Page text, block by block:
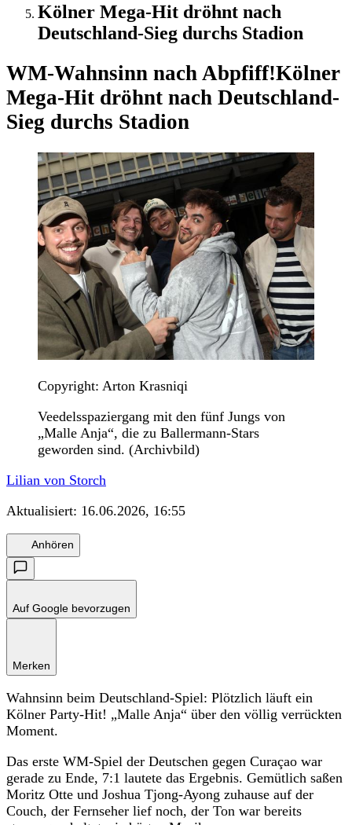
Kölner Mega-Hit dröhnt nach
Deutschland-Sieg durchs Stadion
WM-Wahnsinn nach Abpfiff!Kölner
Mega-Hit dröhnt nach Deutschland-
Sieg durchs Stadion
Copyright: Arton Krasniqi
Veedelsspaziergang mit den fünf Jungs von
„Malle Anja“, die zu Ballermann-Stars
geworden sind. (Archivbild)
Lilian von Storch
Aktualisiert: 16.06.2026, 16:55
Anhören
Auf Google bevorzugen
Merken
Wahnsinn beim Deutschland-Spiel: Plötzlich läuft ein
Kölner Party-Hit! „Malle Anja“ über den völlig verrückten
Moment.
Das erste WM-Spiel der Deutschen gegen Curaçao war
gerade zu Ende, 7:1 lautete das Ergebnis. Gemütlich saßen
Moritz Otte und Joshua Tjong-Ayong zuhause auf der
Couch, der Fernseher lief noch, der Ton war bereits